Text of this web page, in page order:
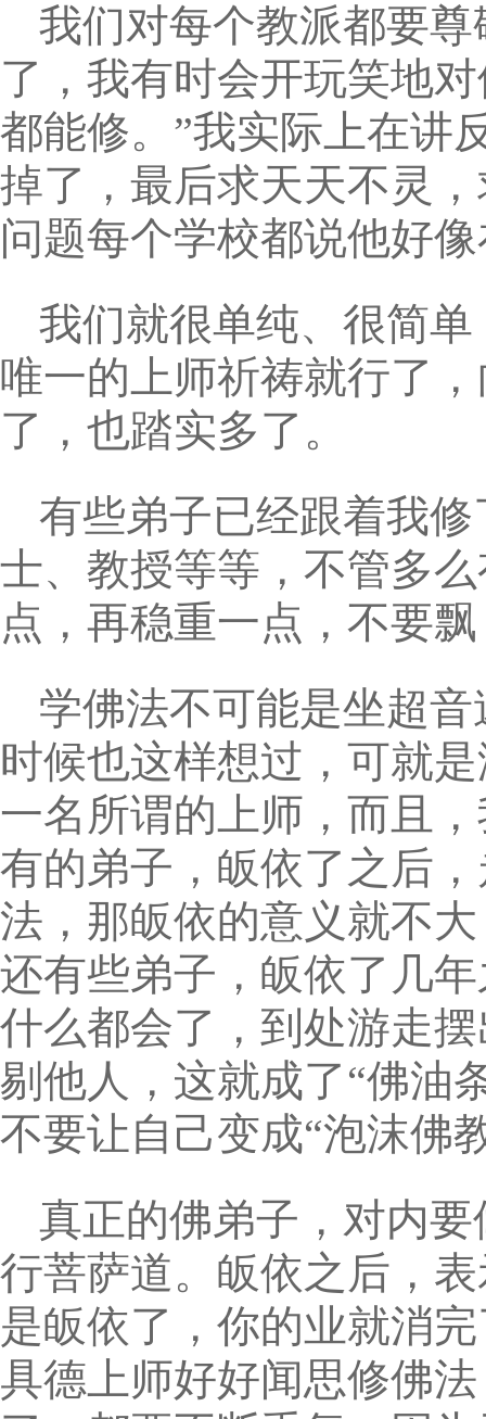
我们对每个教派都要
了，我有时会开玩笑地
都能修。”我实际上在讲
掉了，最后求天天不灵
问题每个学校都说他好
我们就很单纯、很简
唯一的上师祈祷就行了
了，也踏实多了。
有些弟子已经跟着我
士、教授等等，不管多
点，再稳重一点，不要
学佛法不可能是坐超
时候也这样想过，可就
一名所谓的上师，而且
有的弟子，皈依了之后
法，那皈依的意义就不
还有些弟子，皈依了几
什么都会了，到处游走
剔他人，这就成了“佛油
不要让自己变成“泡沫佛
真正的佛弟子，对内
行菩萨道。皈依之后，
是皈依了，你的业就消
具德上师好好闻思修佛